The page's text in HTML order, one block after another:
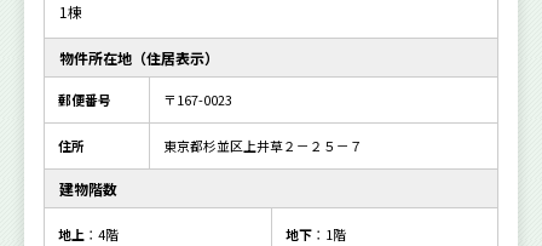
1棟
物件所在地（住居表示）
郵便番号 〒167-0023
住所 東京都杉並区上井草２－２５－７
建物階数
地上 ：4階 地下：1階